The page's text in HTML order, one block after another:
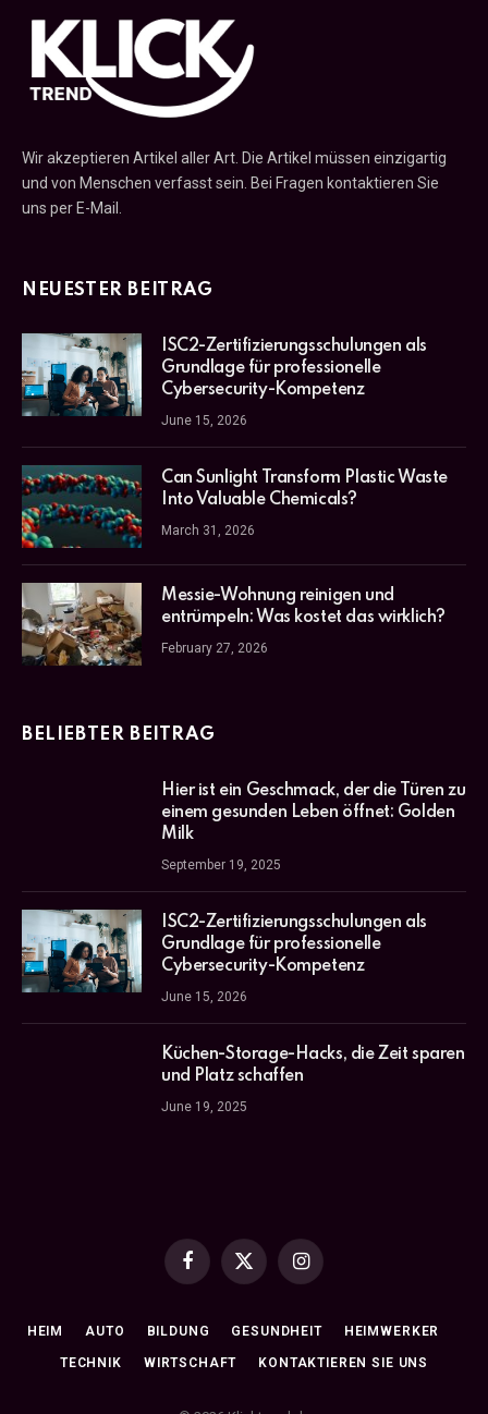
Wir akzeptieren Artikel aller Art. Die Artikel müssen einzigartig
und von Menschen verfasst sein. Bei Fragen kontaktieren Sie
uns per E-Mail.
NEUESTER BEITRAG
ISC2-Zertifizierungsschulungen als
Grundlage für professionelle
Cybersecurity-Kompetenz
June 15, 2026
Can Sunlight Transform Plastic Waste
Into Valuable Chemicals?
March 31, 2026
Messie-Wohnung reinigen und
entrümpeln: Was kostet das wirklich?
February 27, 2026
BELIEBTER BEITRAG
Hier ist ein Geschmack, der die Türen zu
einem gesunden Leben öffnet: Golden
Milk
September 19, 2025
ISC2-Zertifizierungsschulungen als
Grundlage für professionelle
Cybersecurity-Kompetenz
June 15, 2026
Küchen-Storage-Hacks, die Zeit sparen
und Platz schaffen
June 19, 2025
Facebook
X
Instagram
HEIM AUTO BILDUNG GESUNDHEIT HEIMWERKER
TECHNIK WIRTSCHAFT KONTAKTIEREN SIE UNS